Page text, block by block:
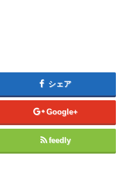
シェア
Google+
feedly